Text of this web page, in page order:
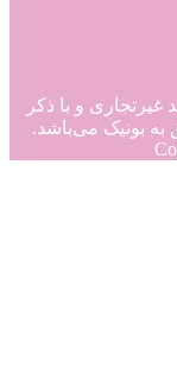
و با ذکر
به بونیک می‌باشد.